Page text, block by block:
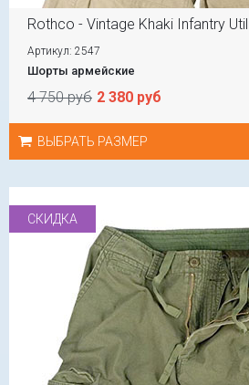
Rothco - Vintage Khaki Infantry
Артикул: 2547
Шорты армейские
4 750 руб 2 380 руб
ВЫБРАТЬ РАЗМЕР
СКИДКА